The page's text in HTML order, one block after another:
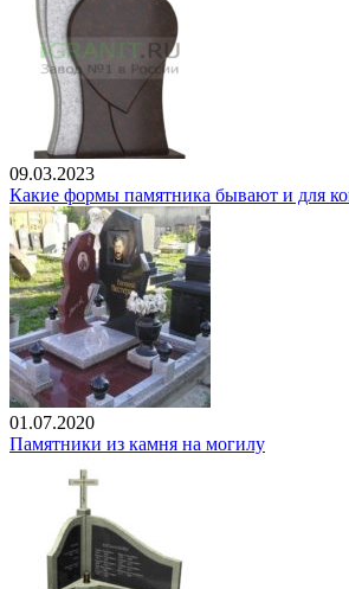
09.03.2023
Какие формы памятника бывают и для
01.07.2020
Памятники из камня на могилу